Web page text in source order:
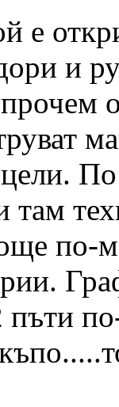
е
и
там
по-